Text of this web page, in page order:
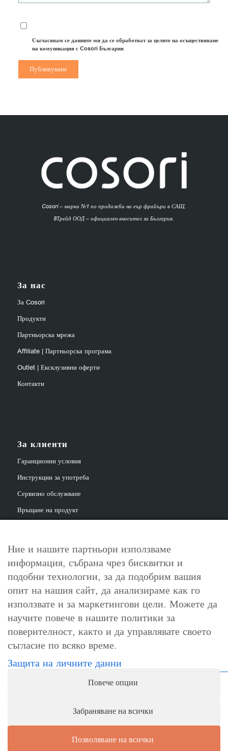
Съгласявам се данните ми да се обработват за целите на осъществяване
на комуникация с Cosori България
Cosori – марка №1 по продажби на еър фрайъри в САЩ.
8Трейд ООД – официален вносител за България.
За нас
За Cosori
Продукти
Партньорска мрежа
Affiliate | Партньорска програма
Outlet | Ексклузивни оферти
Контакти
За клиенти
Гаранционни условия
Инструкции за употреба
Сервизно обслужване
Връщане на продукт
За контакт
info@cosori.bg
0898 396 966
Работно време
Понеделник-петък: 10:00-18:00ч.
Събота, неделя и официални празници: почивни дни
Ние и нашите партньори използваме
информация, събрана чрез бисквитки и
подобни технологии, за да подобрим вашия
опит на нашия сайт, да анализираме как го
използвате и за маркетингови цели. Можете да
научите повече в нашите политики за
поверителност, както и да управлявате своето
съгласие по всяко време.
Защита на личните данни
Повече опции
Забраняване на всички
Позволяване на всички